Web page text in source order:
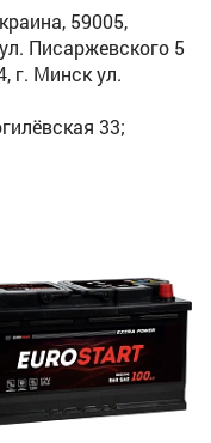
59005,
Писаржевского 5
г. Минск ул.
33;